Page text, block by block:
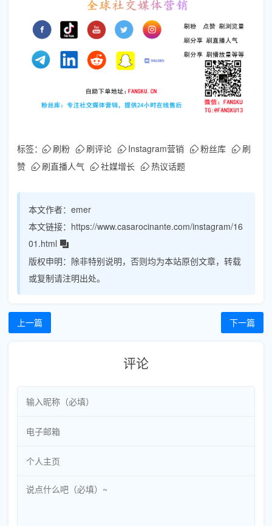
标签： 刷粉 刷评论 Instagram营销 粉丝库
刷
赞
刷直播人气 社媒增长 热议话题
本文作者： emer
本文链接： https://www.casarocinante.com/instagram/16
01.html
版权申明： 除非特别说明，否则均为本站原创文章，转载
或复制请注明出处。
上一篇 下一篇
评论